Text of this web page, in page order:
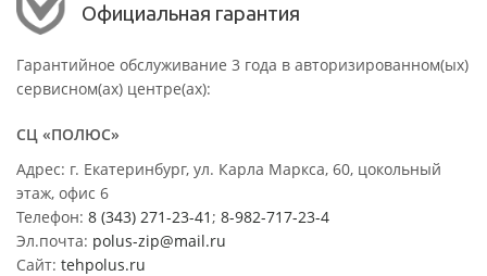
Официальная гарантия
Гарантийное обслуживание 3 года в авторизированном(ых)
сервисном(ах) центре(ах):
СЦ «ПОЛЮС»
Адрес: г. Екатеринбург, ул. Карла Маркса, 60, цокольный
этаж, офис 6
Телефон: 8 (343) 271-23-41 ; 8-982-717-23-4
Эл.почта: polus-zip@mail.ru
Сайт: tehpolus.ru